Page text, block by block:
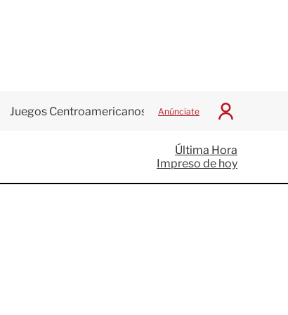
Juegos Centroamericanos Anúnciate
I
c
i
a
Última Hora
Impreso de hoy